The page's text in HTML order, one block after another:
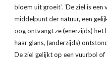
bloem uit groeit'. 'De ziel is een
middelpunt der natuur, een
oog ontvangt ze (enerzijds) het
haar glans, (anderzijds)
De ziel gelijkt op een vuurbol of